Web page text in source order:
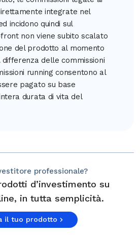
integrate nel
incidono quindi sul
non viene subito scalato
del prodotto al momento
differenza delle commissioni
running consentono al
pagato su base
durata di vita del
professionale?
d’investimento su
in tutta semplicità.
il tuo prodotto